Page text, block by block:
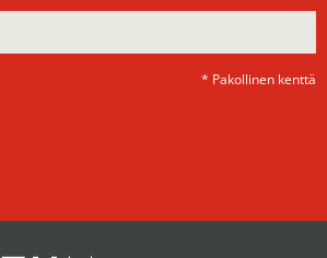
* Pakollinen kenttä